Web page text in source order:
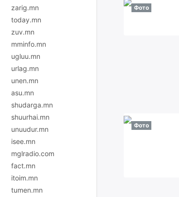
zarig.mn
today.mn
zuv.mn
mminfo.mn
ugluu.mn
urlag.mn
unen.mn
asu.mn
shudarga.mn
shuurhai.mn
unuudur.mn
isee.mn
mglradio.com
fact.mn
itoim.mn
tumen.mn
Фото
Фото